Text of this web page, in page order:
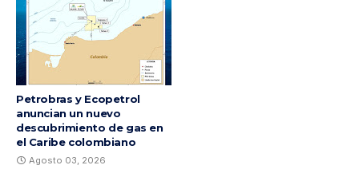
Petrobras y Ecopetrol
anuncian un nuevo
descubrimiento de gas en
el Caribe colombiano
Agosto 03, 2026